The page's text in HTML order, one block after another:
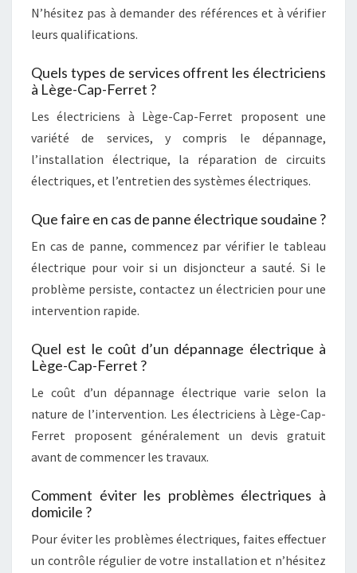
N’hésitez pas à demander des références et à vérifier
leurs qualifications.
Quels types de services offrent les électriciens
à Lège-Cap-Ferret ?
Les électriciens à Lège-Cap-Ferret proposent une
variété de services, y compris le dépannage,
l’installation électrique, la réparation de circuits
électriques, et l’entretien des systèmes électriques.
Que faire en cas de panne électrique soudaine ?
En cas de panne, commencez par vérifier le tableau
électrique pour voir si un disjoncteur a sauté. Si le
problème persiste, contactez un électricien pour une
intervention rapide.
Quel est le coût d’un dépannage électrique à
Lège-Cap-Ferret ?
Le coût d’un dépannage électrique varie selon la
nature de l’intervention. Les électriciens à Lège-Cap-
Ferret proposent généralement un devis gratuit
avant de commencer les travaux.
Comment éviter les problèmes électriques à
domicile ?
Pour éviter les problèmes électriques, faites effectuer
un contrôle régulier de votre installation et n’hésitez